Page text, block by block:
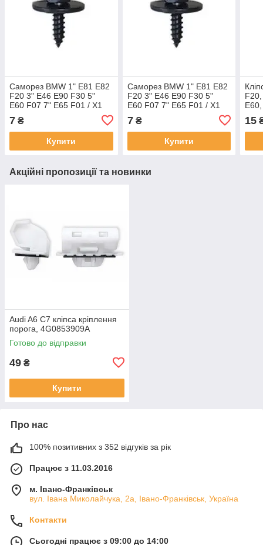
Саморез BMW 1" E81 E82
F20 3" E46 E90 F30 5"
E60 F07 7" E65 F01 / X1
E84 X3 E83 X5 E70 F15 X6
E71 E72 / Ford
7 ₴
Купити
Саморез BMW 1" E81 E82
F20 3" E46 E90 F30 5"
E60 F07 7" E65 F01 / X1
E84 X3 E83 X5 E70 F15 X6
E71 E72 / Ford
7₴
Купити
E72
15
Акційні пропозиції та новинки
Audi A6 C7 кліпса кріплення
порога, 4G0853909A
Готово до відправки
49 ₴
Купити
Про нас
100% позитивних з 352 відгуків за рік
Працює з 11.03.2016
м. Івано-Франківськ
вул. Івана Миколайчука, 2а, Івано-Франківськ, Україна
Контакти
Сьогодні працює з 09:00 до 14:00